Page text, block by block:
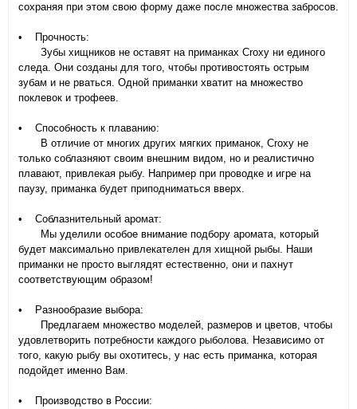
сохраняя при этом свою форму даже после множества забросов.
• Прочность:
Зубы хищников не оставят на приманках Croxy ни единого
следа. Они созданы для того, чтобы противостоять острым
зубам и не рваться. Одной приманки хватит на множество
поклевок и трофеев.
• Способность к плаванию:
В отличие от многих других мягких приманок, Croxy не
только соблазняют своим внешним видом, но и реалистично
плавают, привлекая рыбу. Например при проводке и игре на
паузу, приманка будет приподниматься вверх.
• Соблазнительный аромат:
Мы уделили особое внимание подбору аромата, который
будет максимально привлекателен для хищной рыбы. Наши
приманки не просто выглядят естественно, они и пахнут
соответствующим образом!
• Разнообразие выбора:
Предлагаем множество моделей, размеров и цветов, чтобы
удовлетворить потребности каждого рыболова. Независимо от
того, какую рыбу вы охотитесь, у нас есть приманка, которая
подойдет именно Вам.
• Производство в России: